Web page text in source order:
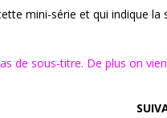
mini-série et qui indique la
de sous-titre. De plus on